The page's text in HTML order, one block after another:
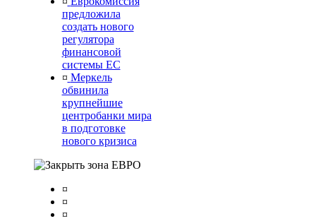
предложила
создать нового
регулятора
финансовой
системы ЕС
¤ Меркель
обвинила
крупнейшие
центробанки мира
в подготовке
нового кризиса
зона ЕВРО
¤
¤
¤